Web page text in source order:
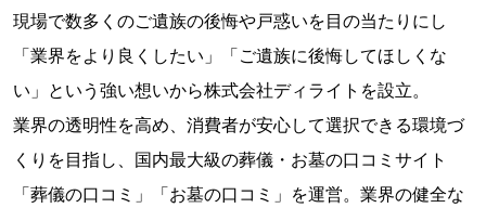
現場で数多くのご遺族の後悔や戸惑いを目の当たりにし
「業界をより良くしたい」「ご遺族に後悔してほしくな
い」という強い想いから株式会社ディライトを設立。
業界の透明性を高め、消費者が安心して選択できる環境づ
くりを目指し、国内最大級の葬儀・お墓の口コミサイト
「葬儀の口コミ」「お墓の口コミ」を運営。業界の健全な